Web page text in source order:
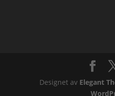
Designet av Elegant